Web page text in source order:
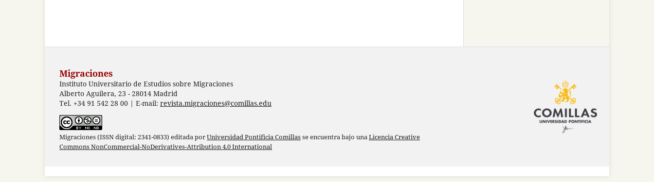
Migraciones
Instituto Universitario de Estudios sobre Migraciones
Alberto Aguilera, 23 - 28014 Madrid
Tel. +34 91 542 28 00 | E-mail: revista.migraciones@comillas.edu
Migraciones (ISSN digital: 2341-0833) editada porUniversidad Pontificia Comillasse encuentra bajo unaLicencia Creative
Commons NonCommercial-NoDerivatives-Attribution 4.0 International